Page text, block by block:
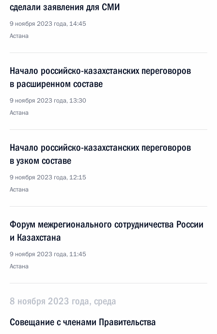
сделали заявления для СМИ
9 ноября 2023 года, 14:45
Астана
Начало российско-казахстанских переговоров
в расширенном составе
9 ноября 2023 года, 13:30
Астана
Начало российско-казахстанских переговоров
в узком составе
9 ноября 2023 года, 12:15
Астана
Форум межрегионального сотрудничества России
и Казахстана
9 ноября 2023 года, 11:45
Астана
8 ноября 2023 года, среда
Совещание с членами Правительства